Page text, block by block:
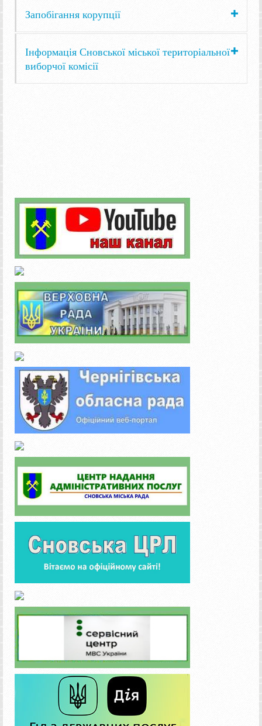
Запобігання корупції
Інформація Сновської міської територіальної
виборчої комісії